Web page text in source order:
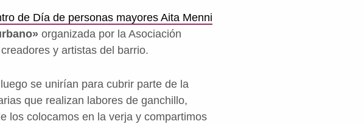
de Día de personas mayores Aita Menni
organizada por la Asociación
y artistas del barrio.
se unirían para cubrir parte de la
que realizan labores de ganchillo,
los colocamos en la verja y compartimos